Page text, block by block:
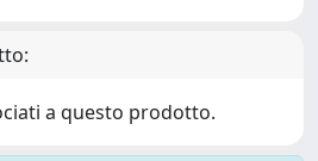
a questo prodotto.